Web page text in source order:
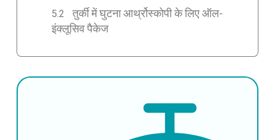
तुर्की में घुटना आर्थ्रोस्कोपी के लिए ऑल-
इंक्लूसिव पैकेज